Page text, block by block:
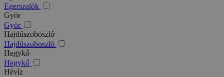
Egerszalók
Györ
Györ
Hajdúszoboszló
Hajdúszoboszló
Hegykő
Hegykő
Hévíz